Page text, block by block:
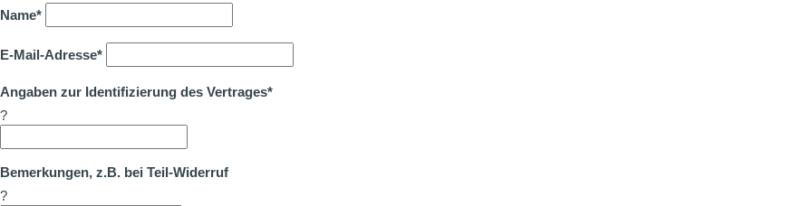
Name*
E-Mail-Adresse*
Angaben zur Identifizierung des Vertrages*
?
Bemerkungen, z.B. bei Teil-Widerruf
?